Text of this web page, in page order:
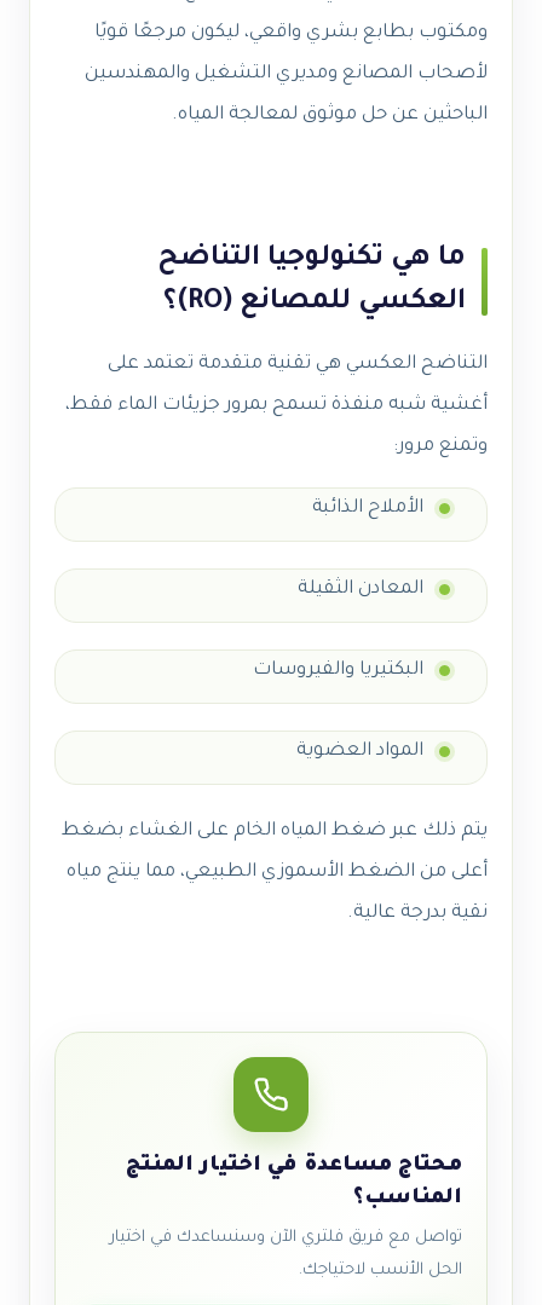
ومكتوب بطابع بشري واقعي، ليكون مرجعًا قويًا
لأصحاب المصانع ومديري التشغيل والمهندسين
الباحثين عن حل موثوق لمعالجة المياه.
ما هي تكنولوجيا التناضح
العكسي للمصانع (RO)؟
التناضح العكسي هي تقنية متقدمة تعتمد على
أغشية شبه منفذة تسمح بمرور جزيئات الماء فقط،
وتمنع مرور:
الأملاح الذائبة
المعادن الثقيلة
البكتيريا والفيروسات
المواد العضوية
يتم ذلك عبر ضغط المياه الخام على الغشاء بضغط
أعلى من الضغط الأسموزي الطبيعي، مما ينتج مياه
نقية بدرجة عالية.
محتاج مساعدة في اختيار المنتج
المناسب؟
تواصل مع فريق فلتري الآن وسنساعدك في اختيار
الحل الأنسب لاحتياجك.